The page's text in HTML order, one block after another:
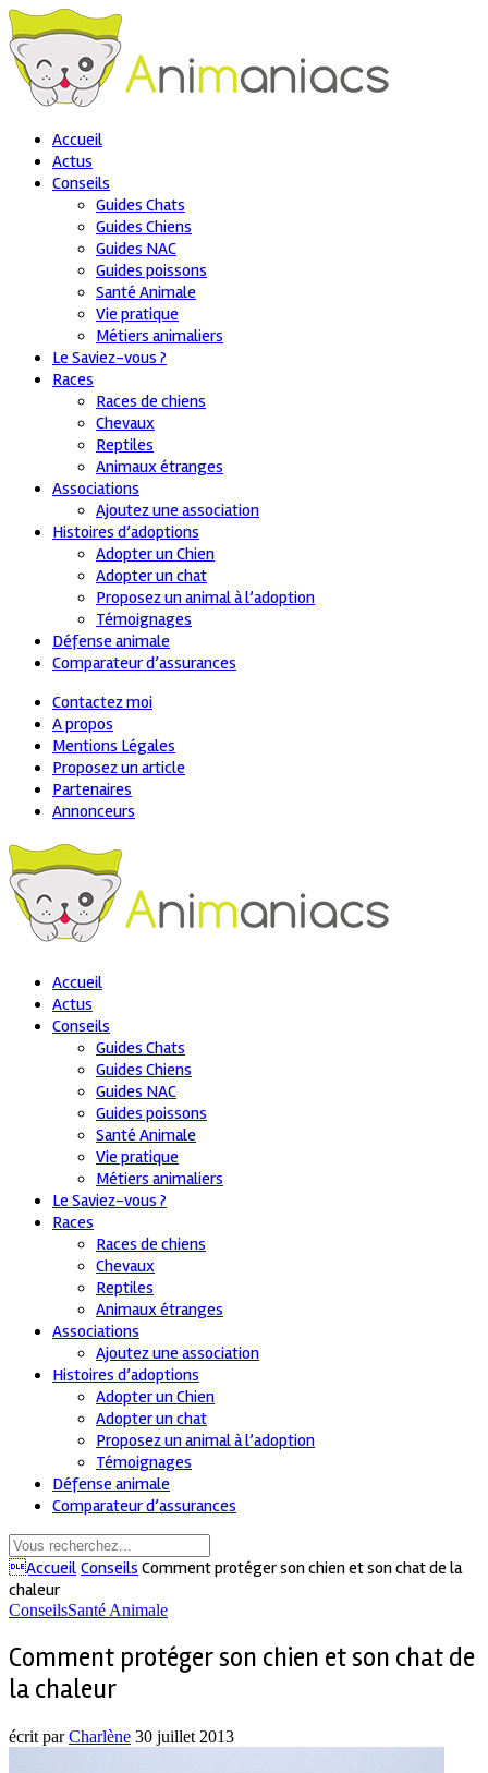
Accueil
Actus
Conseils
Guides Chats
Guides Chiens
Guides NAC
Guides poissons
Santé Animale
Vie pratique
Métiers animaliers
Le Saviez-vous ?
Races
Races de chiens
Chevaux
Reptiles
Animaux étranges
Associations
Ajoutez une association
Histoires d’adoptions
Adopter un Chien
Adopter un chat
Proposez un animal à l’adoption
Témoignages
Défense animale
Comparateur d’assurances
Contactez moi
A propos
Mentions Légales
Proposez un article
Partenaires
Annonceurs
Accueil
Actus
Conseils
Guides Chats
Guides Chiens
Guides NAC
Guides poissons
Santé Animale
Vie pratique
Métiers animaliers
Le Saviez-vous ?
Races
Races de chiens
Chevaux
Reptiles
Animaux étranges
Associations
Ajoutez une association
Histoires d’adoptions
Adopter un Chien
Adopter un chat
Proposez un animal à l’adoption
Témoignages
Défense animale
Comparateur d’assurances
Accueil Conseils Comment protéger son chien et son chat de la
chaleur
ConseilsSanté Animale
Comment protéger son chien et son chat de
la chaleur
écrit parCharlène 30 juillet 2013